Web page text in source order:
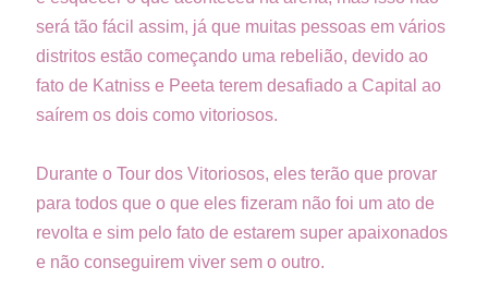
será tão fácil assim, já que muitas pessoas em vários
distritos estão começando uma rebelião, devido ao
fato de Katniss e Peeta terem desafiado a Capital ao
saírem os dois como vitoriosos.
Durante o Tour dos Vitoriosos, eles terão que provar
para todos que o que eles fizeram não foi um ato de
revolta e sim pelo fato de estarem super apaixonados
e não conseguirem viver sem o outro.